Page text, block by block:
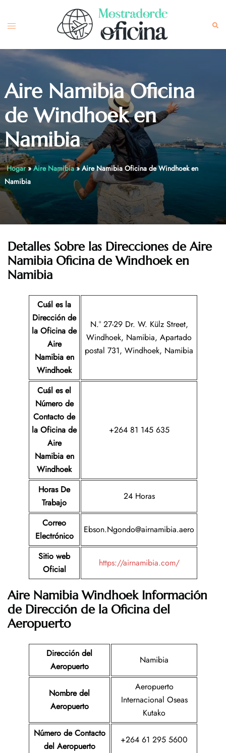
content
Toggle
Aire Namibia Oficina
de Windhoek en
Namibia
Hogar»Aire Namibia»Aire Namibia Oficina de Windhoek en
Namibia
Detalles Sobre las Direcciones deAire
Namibia Oficina de Windhoek en
Namibia
Cuál es la
Dirección de
la Oficina de
Aire
Namibia en
Windhoek
N.° 27-29 Dr. W. Külz Street,
Windhoek, Namibia, Apartado
postal 731, Windhoek, Namibia
Cuál es el
Número de
Contacto de
la Oficina de
Aire
Namibia en
Windhoek
+264 81 145 635
Horas De
Trabajo
24 Horas
Correo
Electrónico
Ebson.Ngondo@airnamibia.aero
Sitio web
Oficial
https://airnamibia.com/
Aire Namibia Windhoek Información
de Dirección de la Oficina del
Aeropuerto
Dirección del
Aeropuerto
Namibia
Nombre del
Aeropuerto
Aeropuerto
Internacional Oseas
Kutako
Número de Contacto
del Aeropuerto
+264 61 295 5600